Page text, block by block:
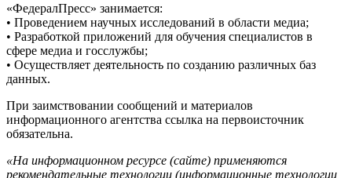
«ФедералПресс» занимается:
• Проведением научных исследований в области медиа;
• Разработкой приложений для обучения специалистов в
сфере медиа и госслужбы;
• Осуществляет деятельность по созданию различных баз
данных.
При заимствовании сообщений и материалов
информационного агентства ссылка на первоисточник
обязательна.
«На информационном ресурсе (сайте) применяются
рекомендательные технологии (информационные технологии